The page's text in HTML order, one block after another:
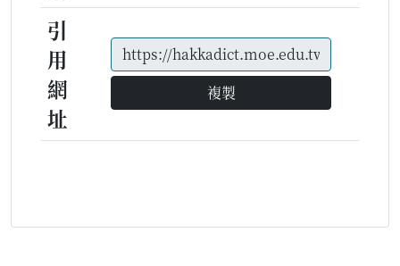
引
用
網
址
複製